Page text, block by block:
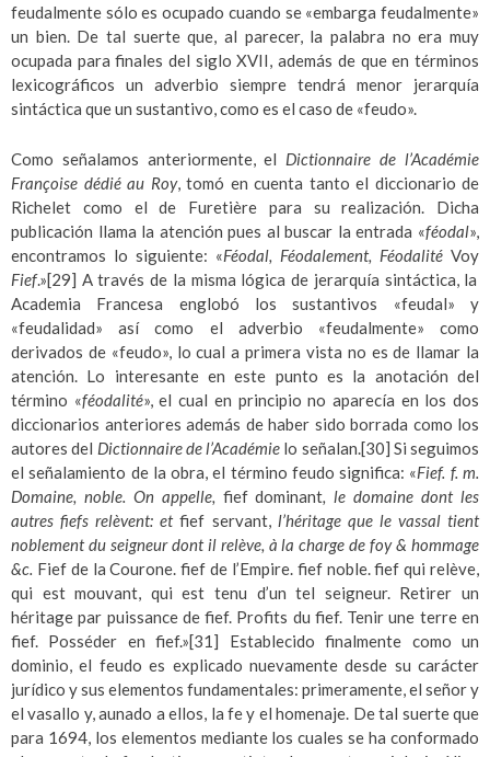
feudalmente sólo es ocupado cuando se «embarga feudalmente»
un bien. De tal suerte que, al parecer, la palabra no era muy
ocupada para finales del siglo XVII, además de que en términos
lexicográficos un adverbio siempre tendrá menor jerarquía
sintáctica que un sustantivo, como es el caso de «feudo».
Como señalamos anteriormente, el Dictionnaire de l’Académie
Françoise dédié au Roy, tomó en cuenta tanto el diccionario de
Richelet como el de Furetière para su realización. Dicha
publicación llama la atención pues al buscar la entrada «féodal»,
encontramos lo siguiente: «Féodal, Féodalement, Féodalité Voy
Fief.»[29] A través de la misma lógica de jerarquía sintáctica, la
Academia Francesa englobó los sustantivos «feudal» y
«feudalidad» así como el adverbio «feudalmente» como
derivados de «feudo», lo cual a primera vista no es de llamar la
atención. Lo interesante en este punto es la anotación del
término «féodalité», el cual en principio no aparecía en los dos
diccionarios anteriores además de haber sido borrada como los
autores del Dictionnaire de l’Académie lo señalan.[30] Si seguimos
el señalamiento de la obra, el término feudo significa: «Fief. f. m.
Domaine, noble. On appelle, fief dominant, le domaine dont les
autres fiefs relèvent: etfief servant, l’héritage que le vassal tient
noblement du seigneur dont il relève, à la charge de foy & hommage
&c. Fief de la Courone. fief de l’Empire. fief noble. fief qui relève,
qui est mouvant, qui est tenu d’un tel seigneur. Retirer un
héritage par puissance de fief. Profits du fief. Tenir une terre en
fief. Posséder en fief.»[31] Establecido finalmente como un
dominio, el feudo es explicado nuevamente desde su carácter
jurídico y sus elementos fundamentales: primeramente, el señor y
el vasallo y, aunado a ellos, la fe y el homenaje. De tal suerte que
para 1694, los elementos mediante los cuales se ha conformado